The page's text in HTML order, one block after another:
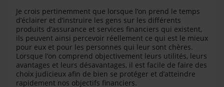
Je crois pertinemment que lorsque l’on prend le temps
d’éclairer et d’instruire les gens sur les différents
produits d’assurance et services financiers qui existent,
ils peuvent ainsi percevoir réellement ce qui est le mieux
pour eux et pour les personnes qui leur sont chères.
Lorsque l’on comprend objectivement leurs utilités, leurs
avantages et leurs désavantages, il est facile de faire des
choix judicieux afin de bien se protéger et d’atteindre
rapidement nos objectifs financiers.